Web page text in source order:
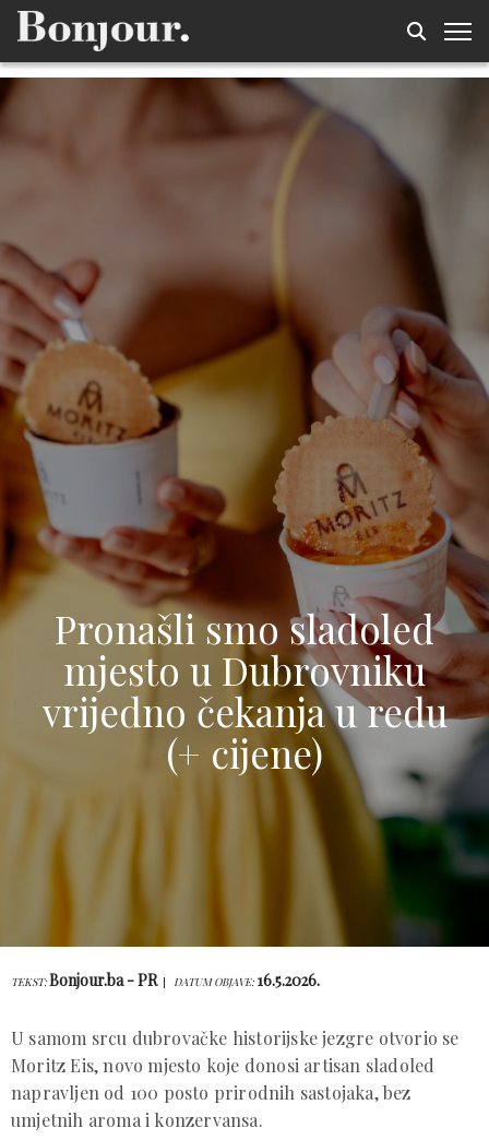
Pronašli smo sladoled
mjesto u Dubrovniku
vrijedno čekanja u redu
(+ cijene)
TEKST:Bonjour.ba - PR DATUM OBJAVE: 16.5.2026.
U samom srcu dubrovačke historijske jezgre otvorio se
Moritz Eis, novo mjesto koje donosi artisan sladoled
napravljen od 100 posto prirodnih sastojaka, bez
umjetnih aroma i konzervansa.